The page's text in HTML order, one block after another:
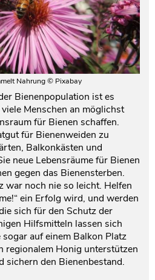
Nahrung © Pixabay
Bienenpopulation ist es
Menschen an möglichst
für Bienen schaffen.
für Bienenweiden zu
Balkonkästen und
neue Lebensräume für Bienen
gegen das Bienensterben.
war noch nie so leicht. Helfen
ein Erfolg wird, und werden
sich für den Schutz der
Hilfsmitteln lassen sich
auf einem Balkon Platz
regionalem Honig unterstützen
sichern den Bienenbestand.